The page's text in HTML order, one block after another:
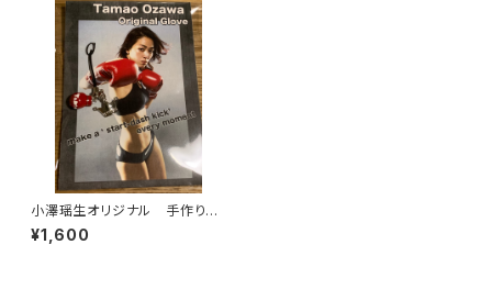
小澤瑶生オリジナル 手作りグ
ローブグッズ各種 【数個限定】
¥1,600